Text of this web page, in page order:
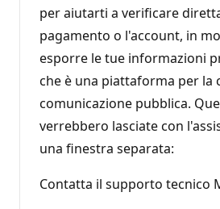
per aiutarti a verificare
pagamento o l'account, in
esporre le tue informazioni
che è una piattaforma per la
comunicazione pubblica.
verrebbero lasciate con
una finestra separata:
Contatta il supporto tecnico